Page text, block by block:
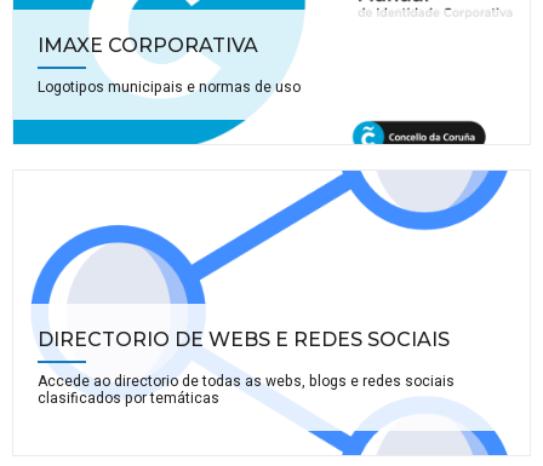
IMAXE CORPORATIVA
Logotipos municipais e normas de uso
DIRECTORIO DE WEBS E REDES SOCIAIS
Accede ao directorio de todas as webs, blogs e redes sociais
clasificados por temáticas